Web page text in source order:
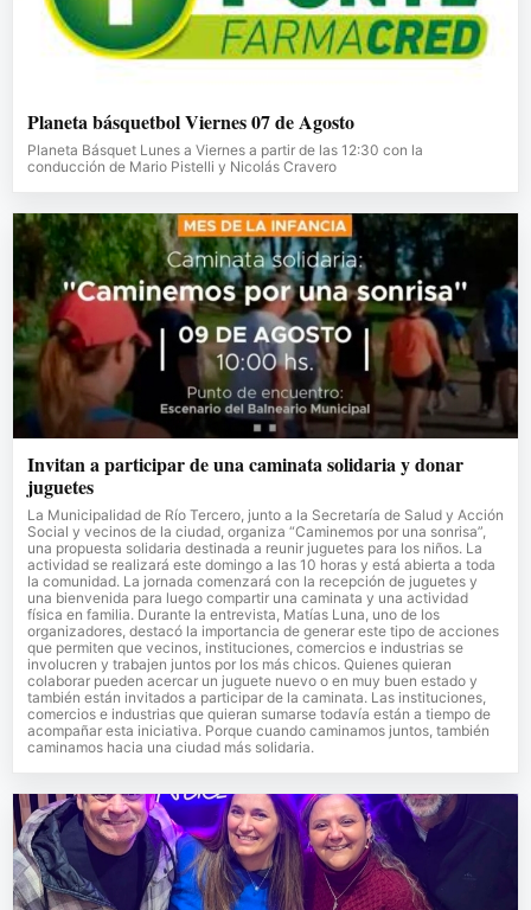
Planeta básquetbol Viernes 07 de Agosto
Planeta Básquet Lunes a Viernes a partir de las 12:30 con la
conducción de Mario Pistelli y Nicolás Cravero
Invitan a participar de una caminata solidaria y donar
juguetes
La Municipalidad de Río Tercero, junto a la Secretaría de Salud y Acción
Social y vecinos de la ciudad, organiza “Caminemos por una sonrisa”,
una propuesta solidaria destinada a reunir juguetes para los niños. La
actividad se realizará este domingo a las 10 horas y está abierta a toda
la comunidad. La jornada comenzará con la recepción de juguetes y
una bienvenida para luego compartir una caminata y una actividad
física en familia. Durante la entrevista, Matías Luna, uno de los
organizadores, destacó la importancia de generar este tipo de acciones
que permiten que vecinos, instituciones, comercios e industrias se
involucren y trabajen juntos por los más chicos. Quienes quieran
colaborar pueden acercar un juguete nuevo o en muy buen estado y
también están invitados a participar de la caminata. Las instituciones,
comercios e industrias que quieran sumarse todavía están a tiempo de
acompañar esta iniciativa. Porque cuando caminamos juntos, también
caminamos hacia una ciudad más solidaria.